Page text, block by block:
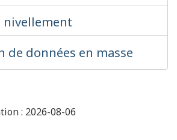
nivellement
de données en masse
: 2026-08-06